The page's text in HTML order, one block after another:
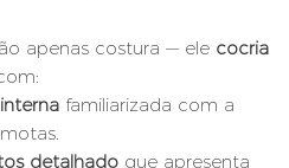
apenas costura — ele cocria
familiarizada com a
detalhado que apresenta